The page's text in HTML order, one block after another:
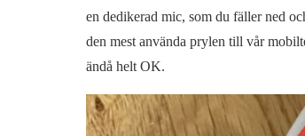
en dedikerad mic, som du fäller ned
den mest använda prylen till vår
ändå helt OK.